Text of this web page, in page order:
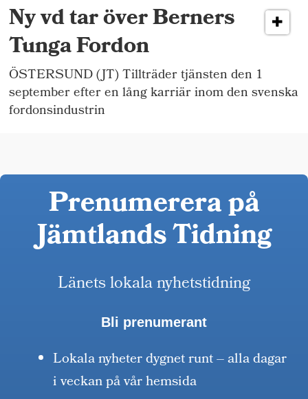
Ny vd tar över Berners
Tunga Fordon
ÖSTERSUND (JT) Tillträder tjänsten den 1
september efter en lång karriär inom den svenska
fordonsindustrin
Prenumerera på
Jämtlands Tidning
Länets lokala nyhetstidning
Bli prenumerant
Lokala nyheter dygnet runt – alla dagar
i veckan på vår hemsida